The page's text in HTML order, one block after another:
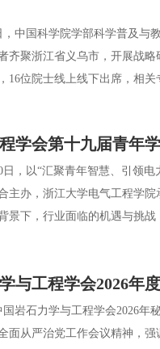
国科学院学部科学普及与教
齐聚浙江省义乌市，开展战
16位院士线上线下出席，相关
学会第十九届青年
以“汇聚青年智慧、引领电
主办，浙江大学电气工程学
景下，行业面临的机遇与挑
与工程学会2026年
石力学与工程学会2026年
面从严治党工作会议精神，